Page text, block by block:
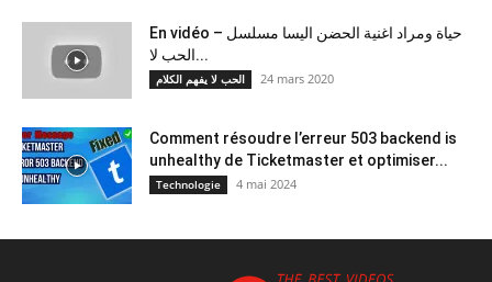
En vidéo – حياة ومراد اغنية الحضن اليسا مسلسل
الحب لا...
الحب لا يفهم الكلام 24 mars 2020
Comment résoudre l’erreur 503 backend is
unhealthy de Ticketmaster et optimiser...
Technologie 4 mai 2024